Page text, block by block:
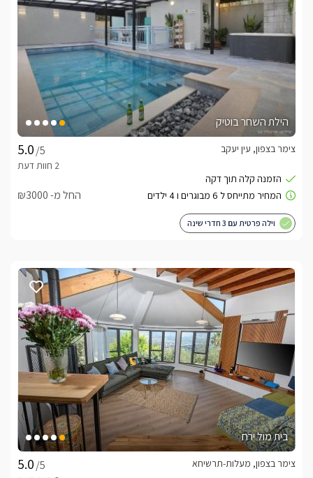
הילת השחר בוטיק
/5
צימר בצפון, עין יעקב
החל מ- ₪3000
וילה פרטית עם 3 חדרי שינה
בית מול ירח
/5
צימר בצפון, מעלות-תרשיחא